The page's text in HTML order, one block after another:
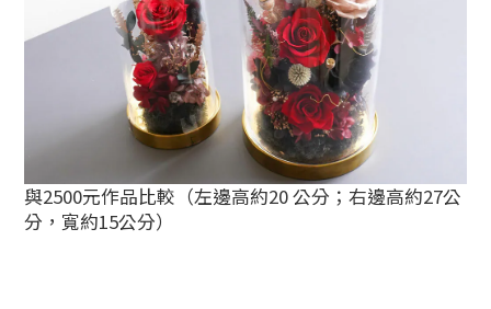
與2500元作品比較（左邊高約20 公分；右邊高約27公
分，寬約15公分）